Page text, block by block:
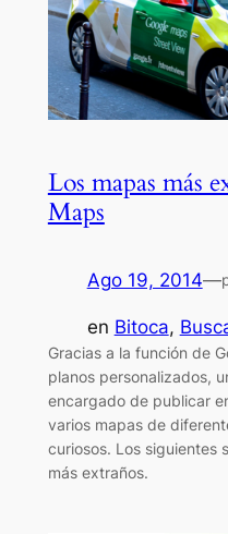
Los mapas más
Maps
Ago 19, 2014—
en Bitoca,
Gracias a la función de
planos personalizados,
encargado de publicar
varios mapas de
curiosos. Los siguientes
más extraños.